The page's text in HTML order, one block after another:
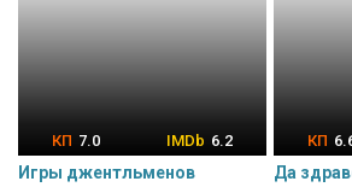
7.0 6.2
Игры джентльменов Да